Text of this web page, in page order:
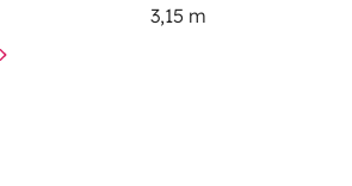
3,15 m